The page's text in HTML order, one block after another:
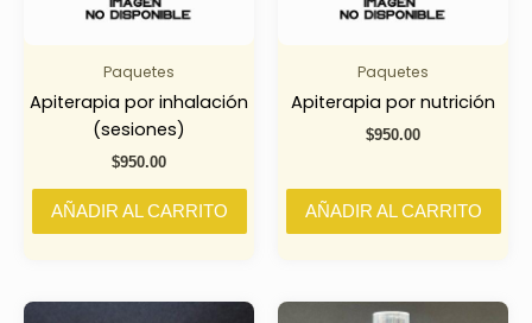
Paquetes
Apiterapia por inhalación
(sesiones)
$950.00
AÑADIR AL CARRITO
Paquetes
Apiterapia por nutrición
$950.00
AÑADIR AL CARRITO